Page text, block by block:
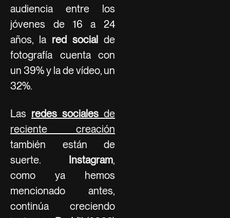
audiencia entre los
jóvenes de 16 a 24
años, la red social de
fotografía cuenta con
un 39% y la de vídeo, un
32%.
Las redes sociales de
reciente creación
también están de
suerte. Instagram,
como ya hemos
mencionado antes,
continúa creciendo